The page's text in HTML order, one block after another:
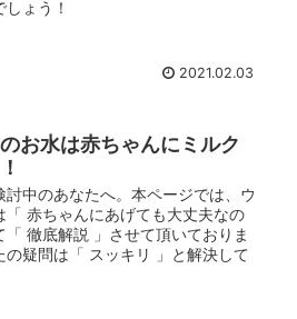
ょう！
2021.02.03
お水は赤ちゃんにミルク
中のあなたへ。本ページでは、ウ
「 赤ちゃんにあげても大丈夫なの
徹底解説 」させて頂いておりま
疑問は「 スッキリ 」と解決して